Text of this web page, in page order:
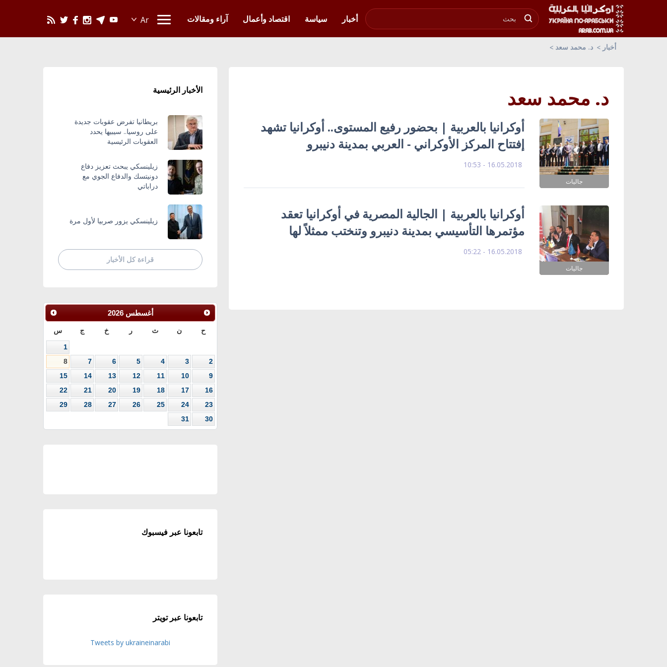
أخبار
سياسة اقتصاد وأعمال آراء ومقالات
أخبار د. محمد سعد
د. محمد سعد
جاليات
أوكرانيا بالعربية | بحضور رفيع المستوى.. أوكرانيا تشهد
إفتتاح المركز الأوكراني - العربي بمدينة دنيبرو
16.05.2018 - 10:53
جاليات
أوكرانيا بالعربية | الجالية المصرية في أوكرانيا تعقد
مؤتمرها التأسيسي بمدينة دنيبرو وتنختب ممثلاً لها
16.05.2018 - 05:22
الأخبار الرئيسية
بريطانيا تفرض عقوبات جديدة
على روسيا.. سيبيها يحدد
العقوبات الرئيسية
زيلينسكي يبحث تعزيز دفاع
دونيتسك والدفاع الجوي مع
دراباتي
زيلينسكي يزور صربيا لأول مرة
قراءة كل الأخبار
أغسطس 2026
ح ن ث ر خ ج س
1
2
3
4
5
6
7
8
9
10
11
12
13
14
15
16
17
18
19
20
21
22
23
24
25
26
27
28
29
30
31
تابعونا عبر فيسبوك
تابعونا عبر تويتر
Tweets by ukraineinarabi